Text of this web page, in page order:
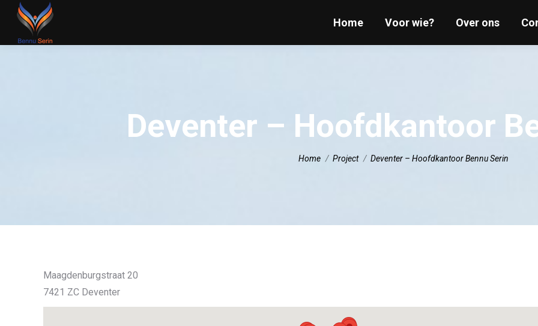
Home Voor wie? Over ons
Deventer – Hoofdkantoor
Je bent hier:
Home Project Deventer – Hoofdkantoor Bennu Serin
Maagdenburgstraat 20
7421 ZC Deventer
Home Voor wie? Over ons